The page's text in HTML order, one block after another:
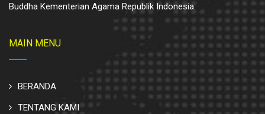
Buddha Kementerian Agama Republik Indonesia.
MAIN MENU
BERANDA
TENTANG KAMI